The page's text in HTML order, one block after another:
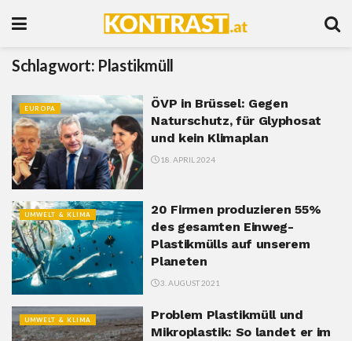
Schlagwort: Plastikmüll
EUROPA
ÖVP in Brüssel: Gegen
Naturschutz, für Glyphosat
und kein Klimaplan
18. APRIL 2024
UMWELT & KLIMA
20 Firmen produzieren 55%
des gesamten Einweg-
Plastikmülls auf unserem
Planeten
3. AUGUST 2021
UMWELT & KLIMA
Problem Plastikmüll und
Mikroplastik: So landet er im